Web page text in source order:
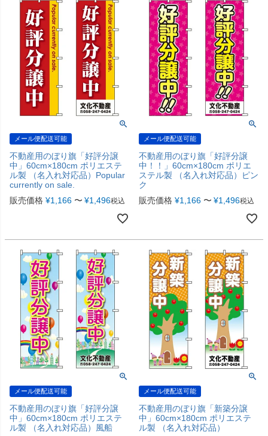
メール便配送可能
不動産用のぼり旗「好評分譲
中」60cm×180cm ポリエステ
ル製 （名入れ対応品）Popular
currently on sale.
販売価格 ¥1,166 〜 ¥1,496税込
メール便配送可能
不動産用のぼり旗「好評分譲
中！！」60cm×180cm ポリエ
ステル製 （名入れ対応品）ピン
ク
販売価格 ¥1,166 〜 ¥1,496税込
メール便配送可能
不動産用のぼり旗「好評分譲
中」60cm×180cm ポリエステ
ル製 （名入れ対応品）風船
メール便配送可能
不動産用のぼり旗「新築分譲
中」60cm×180cm ポリエステ
ル製 （名入れ対応品）